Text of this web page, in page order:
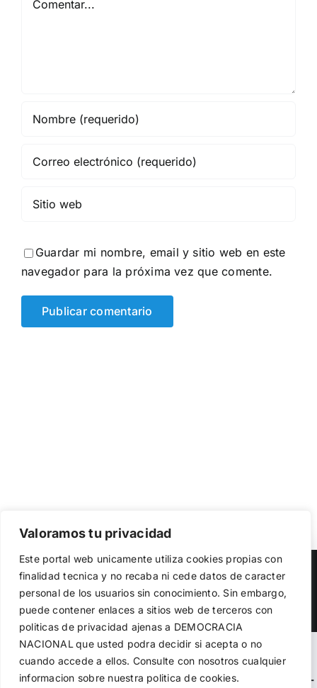
Valoramos tu privacidad
Este portal web unicamente utiliza cookies propias con
finalidad tecnica y no recaba ni cede datos de caracter
personal de los usuarios sin conocimiento. Sin embargo,
puede contener enlaces a sitios web de terceros con
politicas de privacidad ajenas a DEMOCRACIA
NACIONAL que usted podra decidir si acepta o no
cuando accede a ellos. Consulte con nosotros cualquier
informacion sobre nuestra politica de cookies.
Guardar mi nombre, email y sitio web en este
navegador para la próxima vez que comente.
Copyright 2023 | Democracia Nacional | All Rights Reserved
Facebook
TwitterInstagram
Warning: Undefined variable $visibility_homepage in
/home/demopwcr/public_html/wp-content/plugins/kn-
el funcionamiento de la web, medir su uso y mejorar
nuestros servicios. Puede aceptar todas las cookies,
rechazar las no necesarias o configurar sus preferencias.
Política de cookies
Aceptar todo
Rechazar